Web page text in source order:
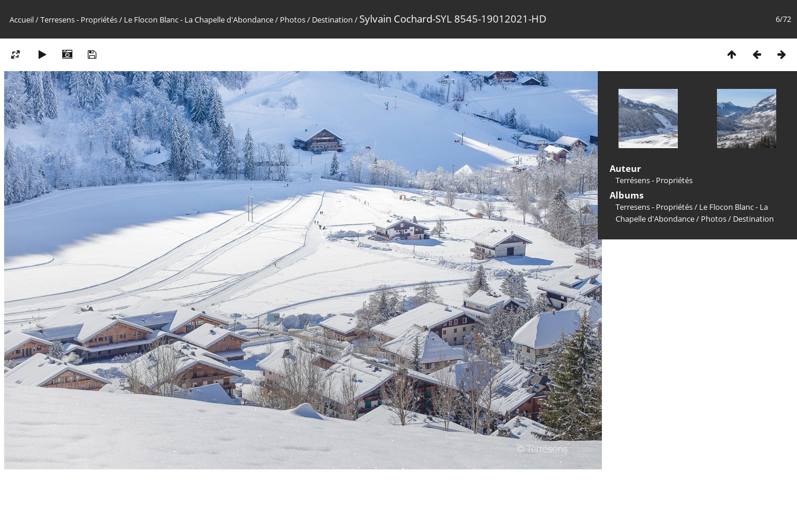
6/72
Accueil/Terresens - Propriétés/ Le Flocon Blanc - La Chapelle d'Abondance/ Photos/ Destination / Sylvain Cochard-SYL 8545-19012021-HD
Auteur
Terrésens - Propriétés
Albums
Terresens - Propriétés/ Le Flocon Blanc - La
Chapelle d'Abondance/ Photos/ Destination